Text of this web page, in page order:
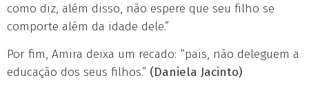
como diz, além disso, não espere que seu filho se
comporte além da idade dele.”
Por fim, Amira deixa um recado: “pais, não deleguem a
educação dos seus filhos.” (Daniela Jacinto)